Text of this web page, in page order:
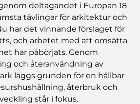
deltagandet i Europan 18
tävlingar för arkitektur och
har det vinnande förslaget för
och arbetet med att omsätta
har påbörjats. Genom
och återanvändning av
läggs grunden för en hållbar
återbruk och
står i fokus.